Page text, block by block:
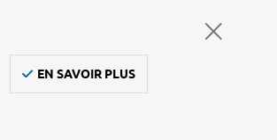
EN SAVOIR PLUS